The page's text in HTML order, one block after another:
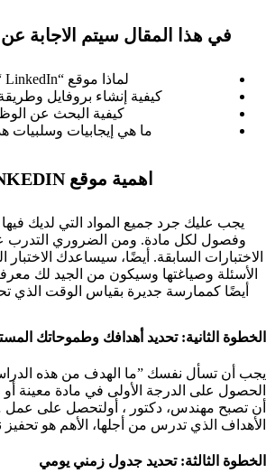
في هذا المقال سيتم الاجابة عن
لماذا موقع “LinkedIn “مهم؟
كيفية إنشاء بروفايل
كيفية البحث عن
ما هي إيجابيات وسلبيات
اهمية موقع LINKEDIN
يجب عليك جرد جميع المواد التي لديك
وفصول لكل مادة. ومن الضروري التدرب
الاختبارات السابقة. أيضًا، سيساعدك
الأسئلة وصياغتها وسيكون من الجيد لك
أيضًا كممارسة جديرة بقياس الوقت الذي
الخطوة الثانية: تحديد أهدافك وطموحاتك
يجب أن تسأل نفسك ”ما الهدف من هذه
الحصول على الدرجة الأولى في مادة معينة أو
أن تصبح مهندس، دكتور ، أولتحصل على
الأهداف الذي تدرس من أجلها، الأهم هو
الخطوة الثالثة: تحديد جدول زمني يومي ‏